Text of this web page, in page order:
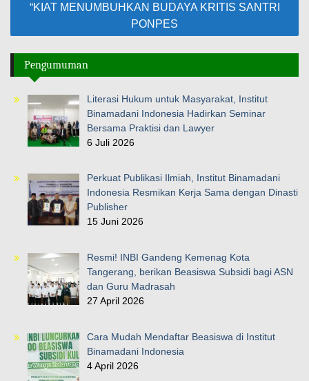
“KIAT MENUMBUHKAN BUDAYA KRITIS SANTRI
PONPES
Pengumuman
Literasi Hukum untuk Masyarakat, Institut
Binamadani Indonesia Hadirkan Seminar
Bersama Praktisi dan Lawyer
6 Juli 2026
Perkuat Publikasi Ilmiah, Institut Binamadani
Indonesia Resmikan Kerja Sama dengan Dinasti
Publisher
15 Juni 2026
Resmi! INBI Gandeng Kemenag Kota
Tangerang, berikan Beasiswa Subsidi bagi ASN
dan Guru Madrasah
27 April 2026
Cara Mudah Mendaftar Beasiswa di Institut
Binamadani Indonesia
4 April 2026